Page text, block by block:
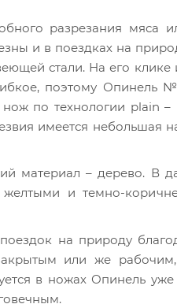
разрезания мяса
и в поездках на
стали. На его клике
поэтому Опинель
по технологии plain
имеется небольшая
материал – дерево.
желтыми и темно-
на природу
или же
в ножах Опинель